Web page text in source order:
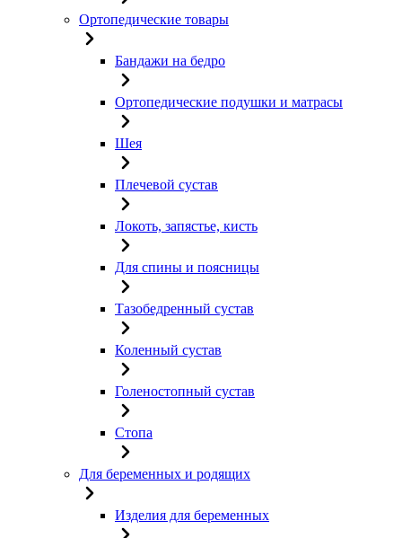
Ортопедические товары
Бандажи на бедро
Ортопедические подушки и матрасы
Шея
Плечевой сустав
Локоть, запястье, кисть
Для спины и поясницы
Тазобедренный сустав
Коленный сустав
Голеностопный сустав
Стопа
Для беременных и родящих
Изделия для беременных